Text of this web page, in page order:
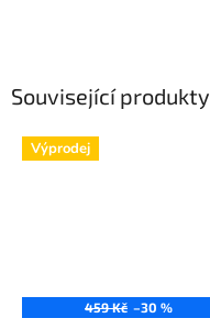
Související produkty
Výprodej
459 Kč –30 %